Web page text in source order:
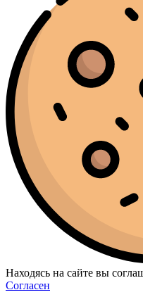
Находясь на сайте вы
Согласен